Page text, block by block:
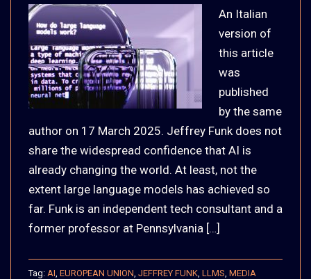
An Italian
version of
this article
was
published
by the same
author on 17 March 2025. Jeffrey Funk does not
share the widespread confidence that AI is
already changing the world. At least, not the
extent large language models has achieved so
far. Funk is an independent tech consultant and a
former professor at Pennsylvania […]
Tag: AI EUROPEAN UNION JEFFREY FUNK LLMS MEDIA